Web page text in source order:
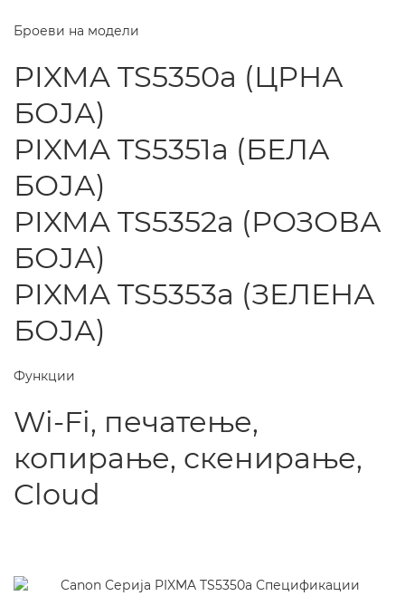
Броеви на модели
PIXMA TS5350a (ЦРНА
БОЈА)
PIXMA TS5351a (БЕЛА
БОЈА)
PIXMA TS5352a (РОЗОВА
БОЈА)
PIXMA TS5353a (ЗЕЛЕНА
БОЈА)
Функции
Wi-Fi, печатење,
копирање, скенирање,
Cloud